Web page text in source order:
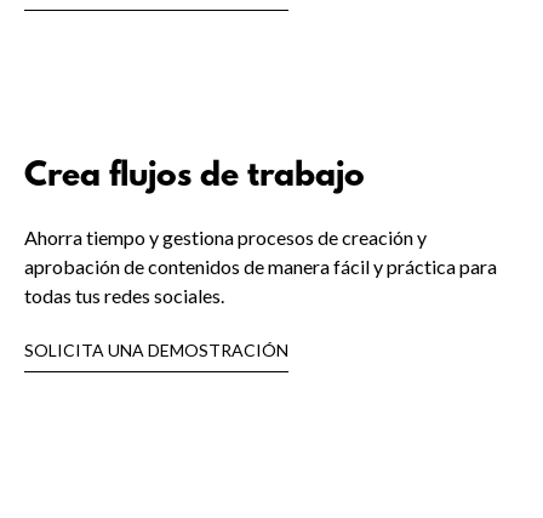
Crea flujos de trabajo
Ahorra tiempo y gestiona procesos de creación y
aprobación de contenidos de manera fácil y práctica para
todas tus redes sociales.
SOLICITA UNA DEMOSTRACIÓN